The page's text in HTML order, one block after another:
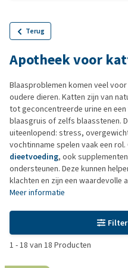
Terug
Apotheek voor
Blaasproblemen komen veel
oudere dieren. Katten zijn van
tot geconcentreerde urine en
blaasgruis of zelfs blaasstenen.
uiteenlopend: stress,
vochtinname spelen vaak een
dieetvoeding, ook
ondersteunen. Deze kunnen
klachten en zijn een waardevolle
Meer informatie
1 -18 van 18 Producten